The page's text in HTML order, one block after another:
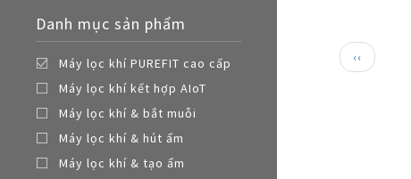
Nồi chiên không dầu
Danh mục sản phẩm
Máy lọc khí PUREFIT cao cấp
Máy lọc khí kết hợp AIoT
Máy lọc khí & bắt muỗi
Máy lọc khí & hút ẩm
Máy lọc khí & tạo ẩm
Pagination
Trang
trước
‹‹